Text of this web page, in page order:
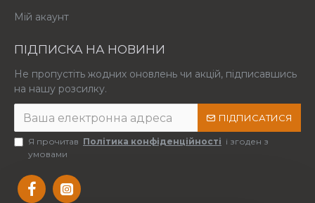
Мій акаунт
ПІДПИСКА НА НОВИНИ
Не пропустіть жодних оновлень чи акцій, підписавшись
на нашу розсилку.
ПІДПИСАТИСЯ
Я прочитав Політика конфіденційності і згоден з
умовами